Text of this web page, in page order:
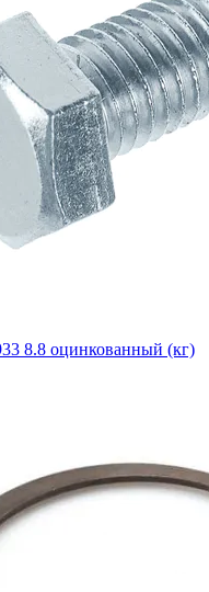
8.8 оцинкованный (кг)